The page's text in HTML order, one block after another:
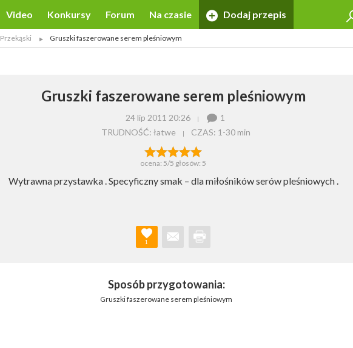
Video Konkursy Forum Na czasie Dodaj przepis
Przekąski Gruszki faszerowane serem pleśniowym
Gruszki faszerowane serem pleśniowym
24 lip 2011 20:26
1
TRUDNOŚĆ: łatwe
CZAS: 1-30 min
ocena: 5/5 głosów: 5
Wytrawna przystawka . Specyficzny smak – dla miłośników serów pleśniowych .
1
Sposób przygotowania:
Gruszki faszerowane serem pleśniowym